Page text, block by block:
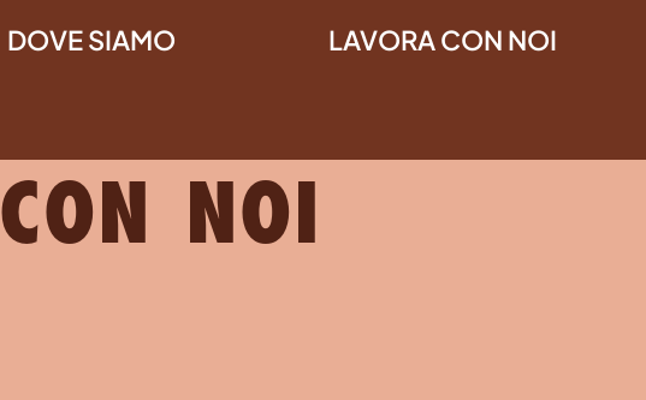
DOVE SIAMO LAVORA CON NOI
CON NOI